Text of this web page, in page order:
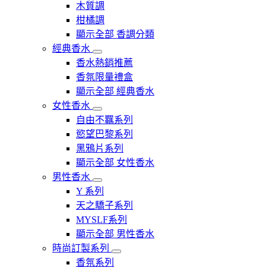
木質調
柑橘調
顯示全部 香調分類
經典香水
香水熱銷推薦
香氛限量禮盒
顯示全部 經典香水
女性香水
自由不羈系列
慾望巴黎系列
黑鴉片系列
顯示全部 女性香水
男性香水
Y 系列
天之驕子系列
MYSLF系列
顯示全部 男性香水
時尚訂製系列
香氛系列